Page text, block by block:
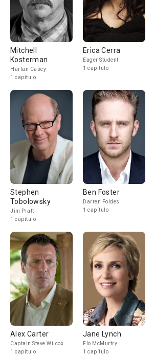
Mitchell
Kosterman
Harlan Casey
1 capítulo
Erica Cerra
Eager Student
1 capítulo
Stephen
Tobolowsky
Jim Pratt
1 capítulo
Ben Foster
Darren Foldes
1 capítulo
Alex Carter
Captain Steve Wilcox
1 capítulo
Jane Lynch
Flo McMurtry
1 capítulo